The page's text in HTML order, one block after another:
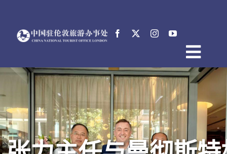
首页
关于中国驻伦敦旅游办事处
新闻
活动
电子文档